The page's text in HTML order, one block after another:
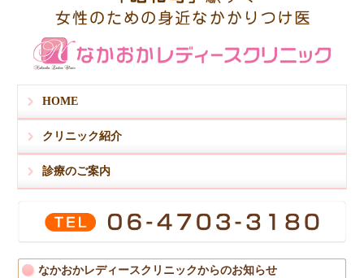
HOME
クリニック紹介
診療のご案内
なかおかレディースクリニックからのお知らせ